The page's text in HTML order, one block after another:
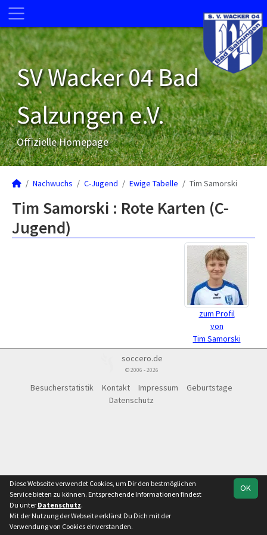
SV Wacker 04 Bad
Salzungen e.V.
Offizielle Homepage
Nachwuchs C-Jugend Ewige Tabelle Tim Samorski
Tim Samorski : Rote Karten (C-
Jugend)
zum Profil
von
Tim Samorski
soccero.de
© 2006 - 2026
Besucherstatistik Kontakt Impressum
Geburtstage
Datenschutz
OK
Diese Webseite verwendet Cookies, um Dir den bestmöglichen
Service bieten zu können. Entsprechende Informationen findest
Du unter Datenschutz.
Mit der Nutzung der Webseite erklärst Du Dich mit der
Verwendung von Cookies einverstanden.